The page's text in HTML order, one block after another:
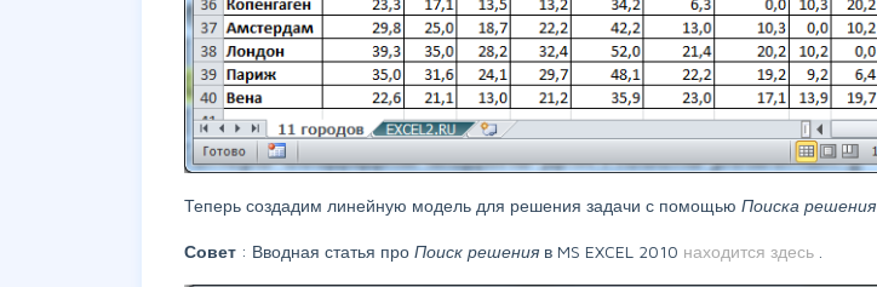
Теперь создадим линейную модель для решения задачи с помощью Поиска решения
Совет : Вводная статья про Поиск решения в MS EXCEL 2010 находится здесь